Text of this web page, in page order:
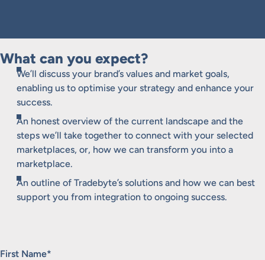
What can you expect?
We’ll discuss your brand’s values and market goals,
enabling us to optimise your strategy and enhance your
success.
An honest overview of the current landscape and the
steps we’ll take together to connect with your selected
marketplaces, or, how we can transform you into a
marketplace.
An outline of Tradebyte’s solutions and how we can best
support you from integration to ongoing success.
„*“ zeigt erforderliche Felder an
First Name*